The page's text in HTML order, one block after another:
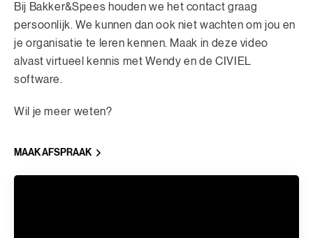
Bij Bakker&Spees houden we het contact graag
persoonlijk. We kunnen dan ook niet wachten om jou en
je organisatie te leren kennen. Maak in deze video
alvast virtueel kennis met Wendy en de CIVIEL
software.
Wil je meer weten?
MAAK AFSPRAAK